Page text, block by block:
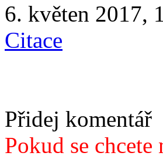
6. květen 2017,
Citace
Přidej komentář
Pokud se